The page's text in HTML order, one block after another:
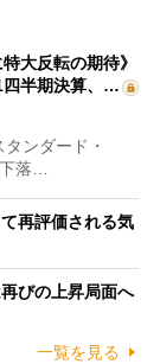
大反転の期待》
四半期決算、…
ンダード・
落…
再評価される気
びの上昇局面へ
一覧を見る